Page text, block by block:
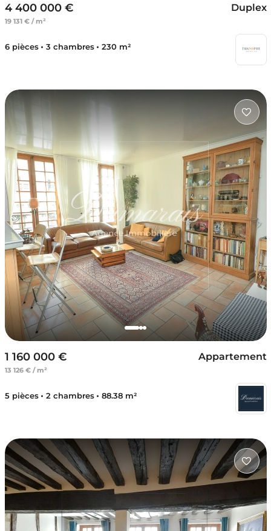
4 400 000 €
19 131 € / m²
Duplex
6 pièces 3 chambres 230 m²
1 160 000 €
13 126 € / m²
Appartement
5 pièces 2 chambres 88.38 m²